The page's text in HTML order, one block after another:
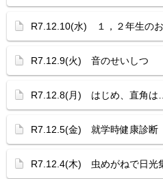
R7.12.10(水) １，２年生のお
R7.12.9(火) 音のせいしつ
R7.12.8(月) はじめ、直角は…
R7.12.5(金) 就学時健康診断
R7.12.4(木) 虫めがねで日光